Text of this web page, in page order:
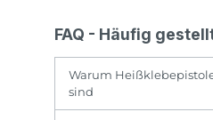
FAQ - Häufig
Warum
sind